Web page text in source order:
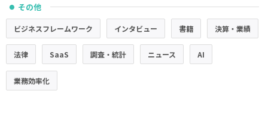
● その他
ビジネスフレームワーク インタビュー 書籍 決算・業績
法律 SaaS 調査・統計 ニュース AI
業務効率化